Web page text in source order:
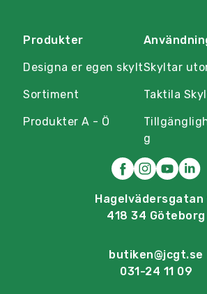
Produkter
Designa er egen skylt
Sortiment
Produkter A - Ö
Skyltar
Taktila
g
Hagelvädersgatan
418 34 Göteborg
butiken@jcgt.se
031-24 11 09